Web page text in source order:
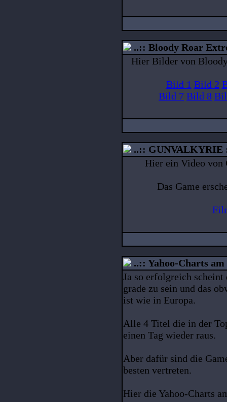
..:: Bloody Roar
Hier Bilder von
Bild 1 Bild 2
Bild 7 Bild 8
..:: GUNVALKYRIE
Hier ein Video
Das Game
..:: Yahoo-Charts am
Ja so erfolgreich
grade zu sein und das
ist wie in Europa.
Alle 4 Titel die in der
einen Tag wieder raus.
Aber dafür sind die
besten vertreten.
Hier die Yahoo-Charts